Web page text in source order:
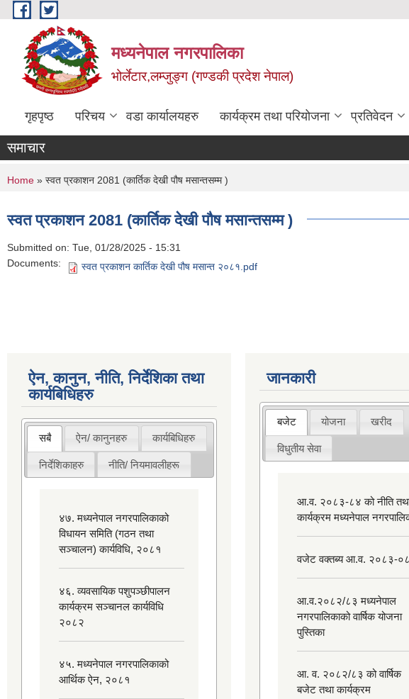
Skip to main content
मध्यनेपाल नगरपालिका
भोर्लेटार,लम्जुङ्ग (गण्डकी प्रदेश नेपाल)
गृहपृष्ठ परिचय वडा कार्यालयहरु कार्यक्रम तथा परियोजना प्रतिवेदन
समाचार
You are here
Home » स्वत प्रकाशन 2081 (कार्तिक देखी पौष मसान्तसम्म )
स्वत प्रकाशन 2081 (कार्तिक देखी पौष मसान्तसम्म )
Submitted on: Tue, 01/28/2025 - 15:31
Documents:
स्वत प्रकाशन कार्तिक देखी पौष मसान्त २०८१.pdf
ऐन, कानुन, नीति, निर्देशिका तथा
कार्यबिधिहरु
सबै ऐन/ कानुनहरु कार्यबिधिहरु
निर्देशिकाहरु नीति/ नियमावलीहरू
४७. मध्यनेपाल नगरपालिकाको
विधायन समिति (गठन तथा
सञ्चालन) कार्यविधि, २०८१
४६. व्यवसायिक पशुपञ्छीपालन
कार्यक्रम सञ्चानल कार्यविधि
२०८२
४५. मध्यनेपाल नगरपालिकाको
आर्थिक ऐन, २०८१
जानकारी
बजेट योजना खरीद
विधुतीय सेवा
आ.व. २०८३-८४ को नीति
कार्यक्रम मध्यनेपाल
वजेट वक्तब्य आ.व. २०८३-
आ.व.२०८२/८३ मध्यनेपाल
नगरपालिकाको वार्षिक योजना
पुस्तिका
आ. व. २०८२/८३ को वार्षिक
बजेट तथा कार्यक्रम